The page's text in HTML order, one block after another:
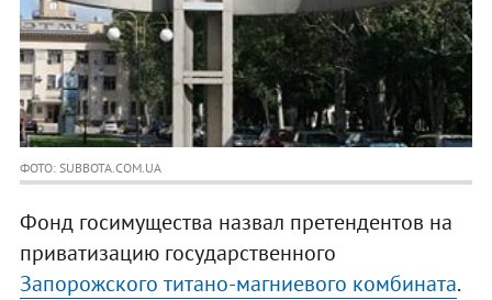
ФОТО: SUBBOTA.COM.UA
Фонд госимущества назвал претендентов на
приватизацию государственного
Запорожского титано-магниевого комбината.